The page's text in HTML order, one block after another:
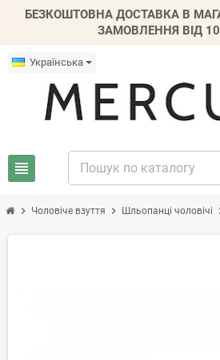
БЕЗКОШТОВНА ДОСТАВКА В
ЗАМОВЛЕННЯ ВІД
Українська
view_headline
chevron_right Чоловіче взуття chevron_right Шльопанці чоловічі